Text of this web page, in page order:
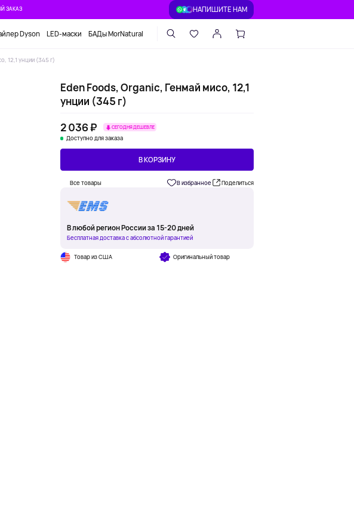
ЗАКАЗ НАПИШИТЕ НАМ
Dyson LED-маски БАДы MorNatural
12,1 унции (345 г)
Eden Foods, Organic, Генмай мисо, 12,1
унции (345 г)
2 036 ₽
СЕГОДНЯ ДЕШЕВЛЕ
Доступно для заказа
В КОРЗИНУ
Все товары В избранное Поделиться
В любой регион России за 15-20 дней
Бесплатная доставка с абсолютной гарантией
Товар из США Оригинальный товар